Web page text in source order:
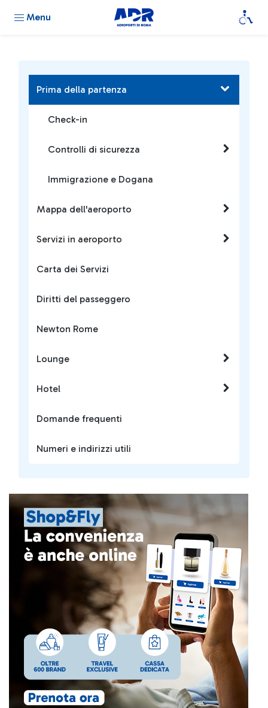
Menu
Prima della partenza
Check-in
Controlli di sicurezza
Immigrazione e Dogana
Mappa dell'aeroporto
Servizi in aeroporto
Carta dei Servizi
Diritti del passeggero
Newton Rome
Lounge
Hotel
Domande frequenti
Numeri e indirizzi utili